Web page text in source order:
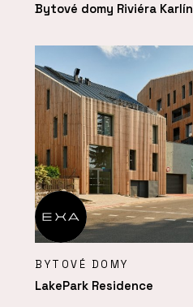
Bytové domy Riviéra Karlín
BYTOVÉ DOMY
LakePark Residence